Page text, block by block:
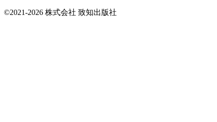
©2021-2026 株式会社 致知出版社